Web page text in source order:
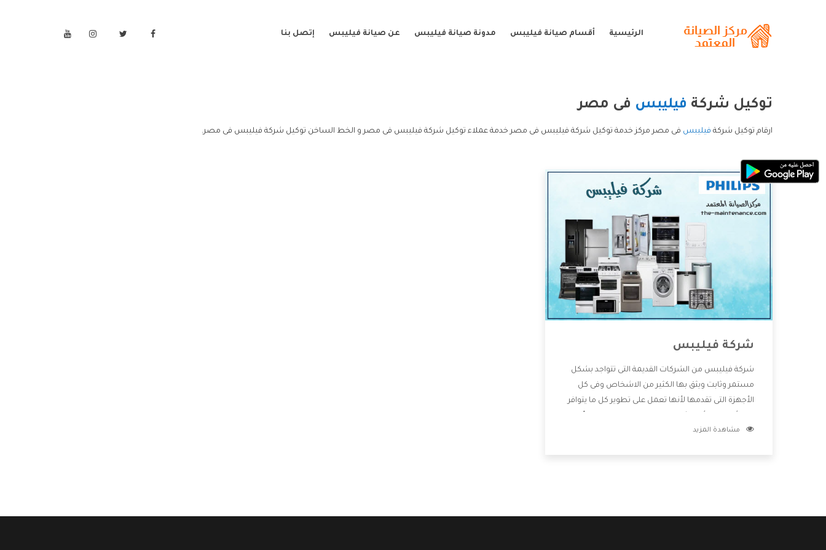
الرئيسية أقسام صيانة فيليبس مدونة صيانة فيليبس عن صيانة فيليبس إتصل بنا
توكيل شركة فيليبس فى مصر
ارقام توكيل شركة فيليبس فى مصر مركز خدمة توكيل شركة فيليبس فى مصر خدمة عملاء توكيل شركة فيليبس فى مصر و الخط الساخن توكيل شركة فيليبس فى مصر.
شركة فيليبس
شركة فيليبس من الشركات القديمة التى تتواجد بشكل
مستمر وثابت ويثق بها الكثير من الاشخاص وفى كل
الأجهزة التى تقدمها لأنها تعمل على تطوير كل ما يتوافر
خدمات ما بعد البيع مع المنتجات وتقدم للعملاء أقوى
مشاهدة المزيد